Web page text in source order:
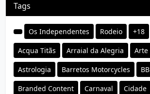
Tags
Os Independentes Rodeio +18
Acqua Titãs Arraial da Alegria Arte
Astrologia Barretos Motorcycles
Branded Content Carnaval Cidade